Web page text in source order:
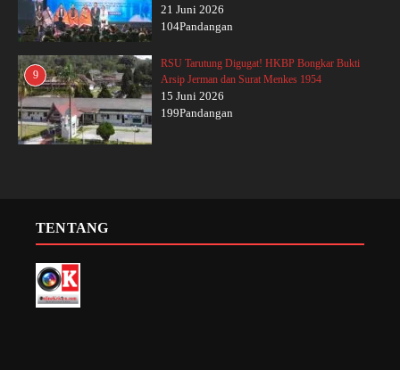
21 Juni 2026
104Pandangan
9
RSU Tarutung Digugat! HKBP Bongkar Bukti
Arsip Jerman dan Surat Menkes 1954
15 Juni 2026
199Pandangan
TENTANG